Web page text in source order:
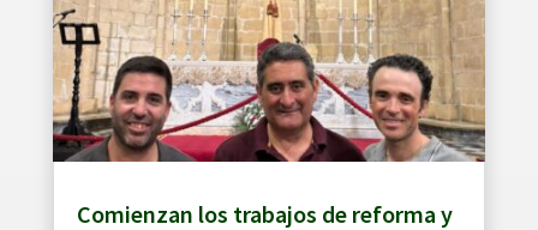
Comienzan los trabajos de reforma y